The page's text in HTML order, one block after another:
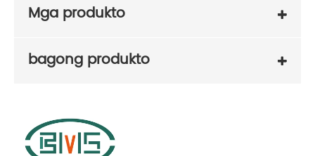
Mga produkto
bagong produkto